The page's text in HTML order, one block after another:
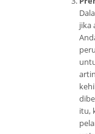
jika
itu,